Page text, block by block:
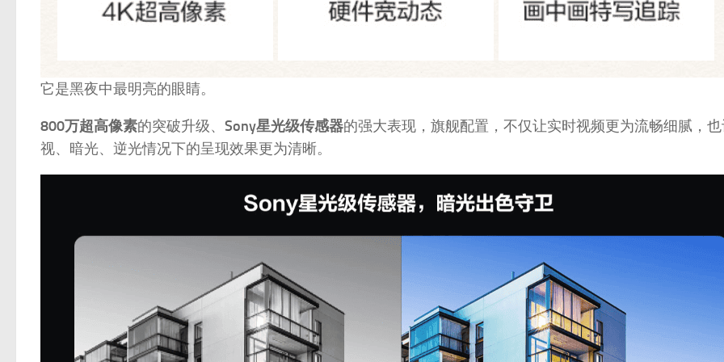
它是黑夜中最明亮的眼睛。
800万超高像素的突破升级、 Sony星光级传感器的强大表现，旗舰配置，不仅让实时视频更为流畅细腻，
视、暗光、逆光情况下的呈现效果更为清晰。